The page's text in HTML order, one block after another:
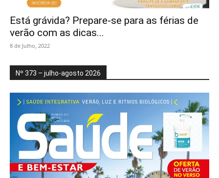
Está grávida? Prepare-se para as férias de
verão com as dicas...
8 de Julho, 2022
Nº 373 – julho-agosto 2026